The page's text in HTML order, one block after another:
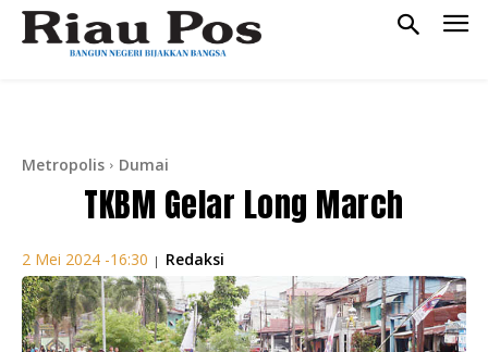
Metropolis Dumai
TKBM Gelar Long March
2 Mei 2024 -16:30 | Redaksi